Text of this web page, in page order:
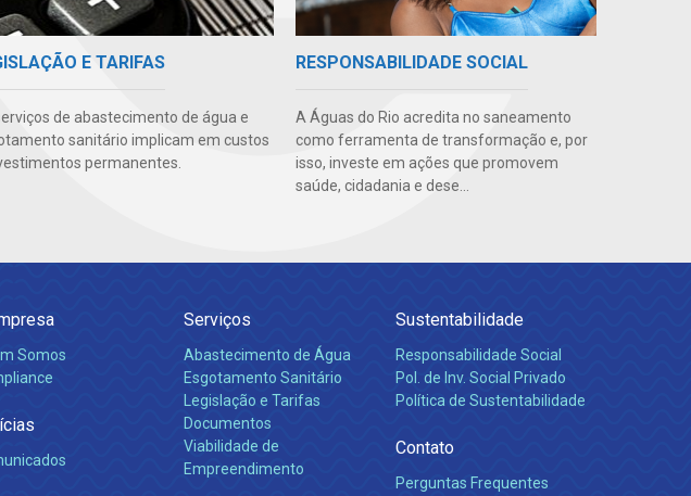
E TARIFAS
de abastecimento de água e
sanitário implicam em custos
permanentes.
RESPONSABILIDADE SOCIAL
A Águas do Rio acredita no saneamento
como ferramenta de transformação e, por
isso, investe em ações que promovem
saúde, cidadania e dese...
Somos
Serviços
Abastecimento de Água
Esgotamento Sanitário
Legislação e Tarifas
Documentos
Viabilidade de
Empreendimento
Sustentabilidade
Responsabilidade Social
Pol. de Inv. Social Privado
Política de Sustentabilidade
Contato
Perguntas Frequentes